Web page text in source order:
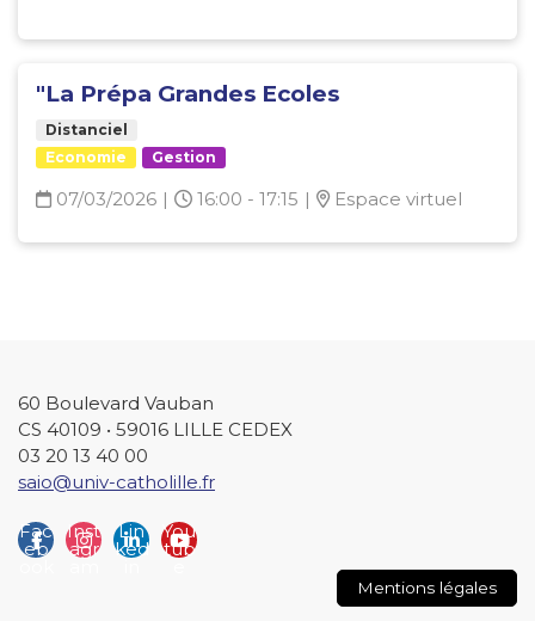
"La Prépa Grandes Ecoles
Distanciel
Economie
Gestion
07/03/2026 | 16:00 - 17:15 | Espace virtuel
60 Boulevard Vauban
CS 40109 • 59016 LILLE CEDEX
03 20 13 40 00
saio@univ-catholille.fr
Fac
eb
Inst
agr
Lin
ked
You
tub
Mentions légales